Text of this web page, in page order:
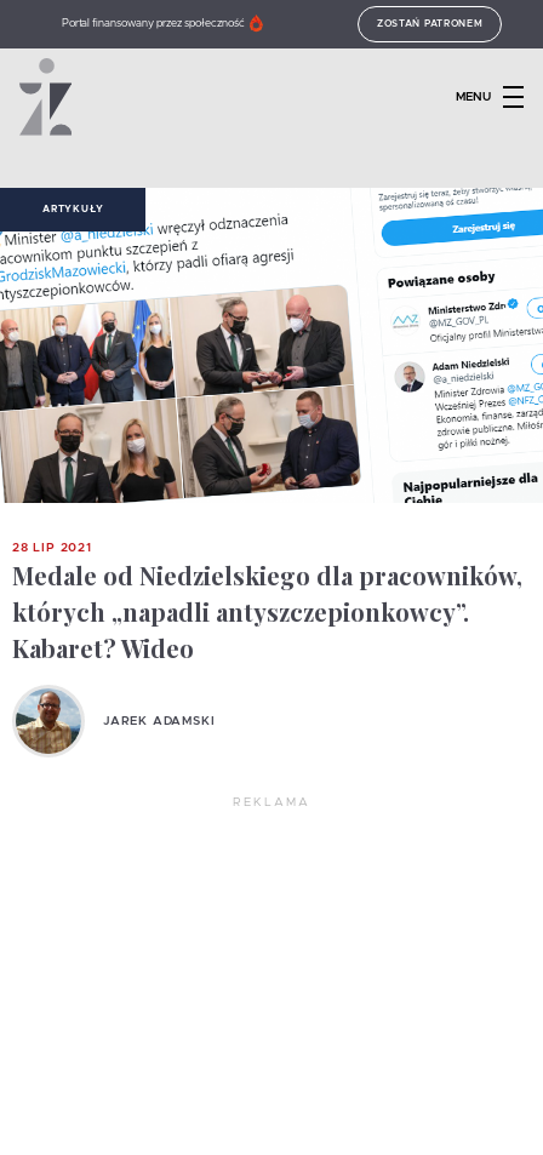
Portal finansowany przez społeczność ZOSTAŃ PATRONEM
MENU
ARTYKUŁY
28 LIP 2021
Medale od Niedzielskiego dla pracowników,
których „napadli antyszczepionkowcy”.
Kabaret? Wideo
JAREK ADAMSKI
REKLAMA